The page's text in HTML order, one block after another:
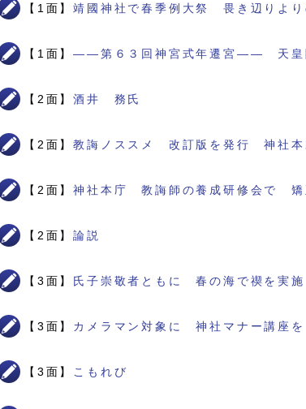
【1面】靖國神社で春季例大祭 畏き辺りよ
【1面】――第６３回神宮式年遷宮―― 天皇
【2面】酒井 務氏
【2面】教誨ノススメ 改訂版を発行 神社本
【2面】神社本庁 教誨師の養成研修会で 矯
【2面】論説
【3面】 氏子崇敬者ともに 春の海で禊を実
【3面】 カメラマン対象に 神社マナー講座
【3面】 こもれび